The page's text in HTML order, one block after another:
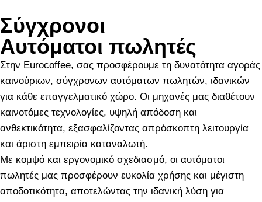
Σύγχρονοι
Αυτόματοι πωλητές
Στην Eurocoffee, σας προσφέρουμε τη δυνατότητα αγοράς
καινούριων, σύγχρονων αυτόματων πωλητών, ιδανικών
για κάθε επαγγελματικό χώρο. Οι μηχανές μας διαθέτουν
καινοτόμες τεχνολογίες, υψηλή απόδοση και
ανθεκτικότητα, εξασφαλίζοντας απρόσκοπτη λειτουργία
και άριστη εμπειρία καταναλωτή.
Με κομψό και εργονομικό σχεδιασμό, οι αυτόματοι
πωλητές μας προσφέρουν ευκολία χρήσης και μέγιστη
αποδοτικότητα, αποτελώντας την ιδανική λύση για